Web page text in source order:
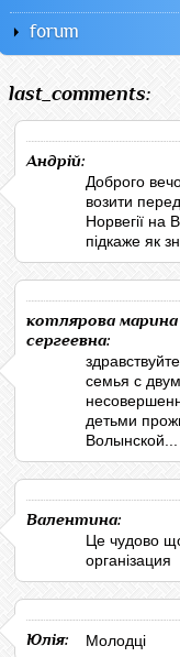
forum
last_comments:
Андрій:
Доброго
возити
Норвегії на
підкаже як
котлярова марина
сергеевна:
семья с
детьми
Волынской...
Валентина:
Це чудово
організация
Юлія: Молодці